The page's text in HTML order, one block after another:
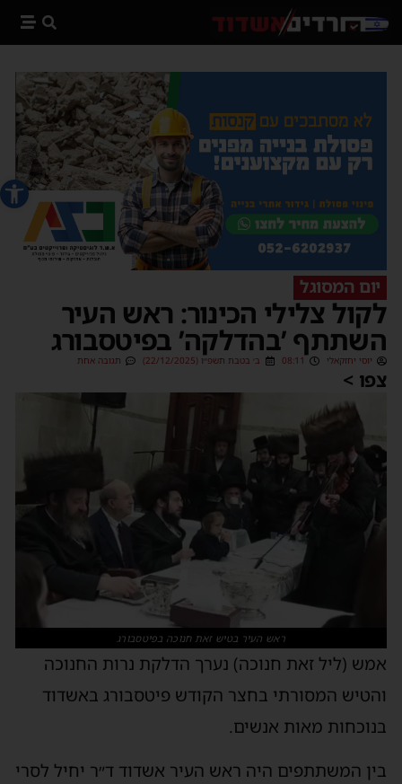
פתח
יום המסוגל
לקול צלילי הכינור: ראש העיר
השתתף ’בהדלקה’ בפיטסבורג
יוסי יחזקאלי 08:11 ב׳ בטבת תשפ״ו (22/12/2025) תגובה אחת
צפו >
ראש העיר בטיש זאת חנוכה בפיטסבורג
אמש (ליל זאת חנוכה) נערך הדלקת נרות החנוכה
והטיש המסורתי בחצר הקודש פיטסבורג באשדוד
בנוכחות מאות אנשים.
בין המשתתפים היה ראש העיר אשדוד ד״ר יחיל לסרי